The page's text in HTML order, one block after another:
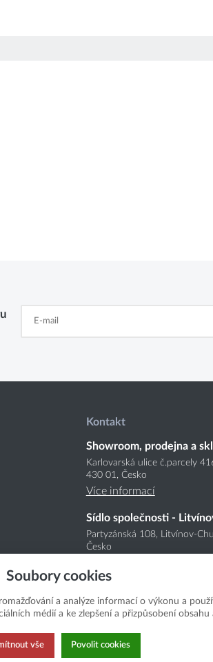
Kontakt
Showroom, prodejna a
Karlovarská ulice č.parcely
430 01, Česko
Více informací
Sídlo společnosti -
Partyzánská 108, Litvínov-
Česko
Soubory cookies
a analýze informací o výkonu a
médií a ke zlepšení a přizpůsobení obsahu
vše Povolit cookies